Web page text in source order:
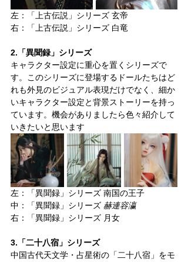
左：「上古伝説」シリーズ 玄帝
右：「上古伝説」シリーズ 白竜
2.「異聞録」シリーズ
キャラクター設定に重心を置くシリーズで
す。このシリーズに登場するドールたちはど
れも外見のビジュアル表現だけでなく、細か
いキャラクター設定と背景ストーリーを持っ
ています。機会がありましたら色々紹介して
いきたいと思います
左：「異聞録」シリーズ 南国の王子
中：「異聞録」シリーズ 赫連容瀛
右：「異聞録」シリーズ 月女
3.「二十八宿」シリーズ
中国古代天文学・占星術の「二十八宿」をモ